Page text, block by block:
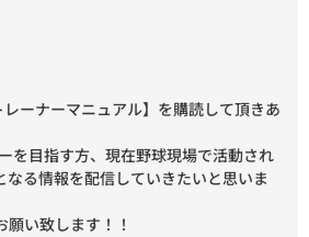
ーナーマニュアル】を購読して頂きあ
を目指す方、現在野球現場で活動され
なる情報を配信していきたいと思いま
い致します！！